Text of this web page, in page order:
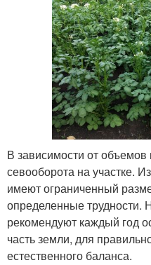
В зависимости от
севооборота на участке.
имеют ограниченный
определенные трудности.
рекомендуют каждый год
часть земли, для
естественного баланса.